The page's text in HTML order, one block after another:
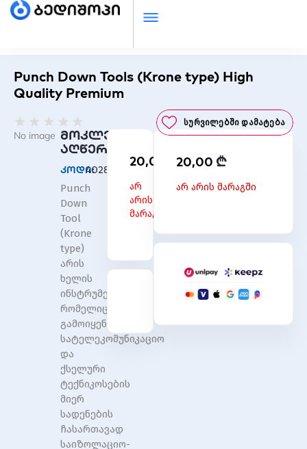
Punch Down Tools (Krone type) High
Quality Premium
★ ★ ★ ★ ★
0
out
5
Სურვილებში Დამატება
No image მოკლე
აღწერა
კოდი:40289
Punch
Down
Tool
(Krone
type)
არის
ხელის
ინსტრუმენტი,
რომელიც
გამოიყენება
სატელეკომუნიკაციო
და
ქსელური
ტექნიკოსების
მიერ
სადენების
ჩასართავად
საიზოლაციო-
20,00 ₾
არ
არის
მარაგში
20,00 ₾
არ არის მარაგში